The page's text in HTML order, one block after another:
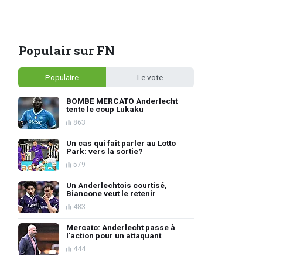
Populair sur FN
Populaire Le vote
BOMBE MERCATO Anderlecht
tente le coup Lukaku
863
Un cas qui fait parler au Lotto
Park: vers la sortie?
579
Un Anderlechtois courtisé,
Biancone veut le retenir
483
Mercato: Anderlecht passe à
l'action pour un attaquant
444